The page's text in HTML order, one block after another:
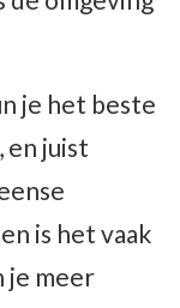
je het beste
en juist
is het vaak
je meer